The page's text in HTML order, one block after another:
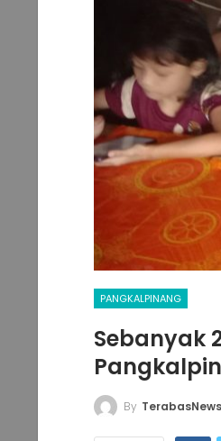
PANGKALPINANG
Sebanyak
By TerabasNews